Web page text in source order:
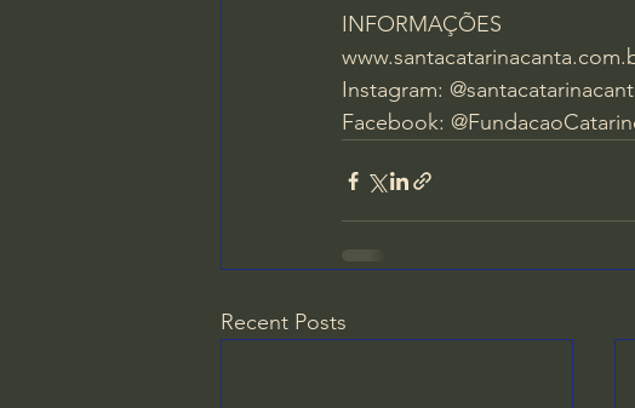
INFORMAÇÕES
Instagram:
Facebook:
Recent Posts